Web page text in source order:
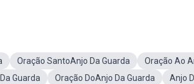
Oração SantoAnjo Da Guarda
Oração Ao
Guarda Oração DoAnjo Da Guarda
Anjo